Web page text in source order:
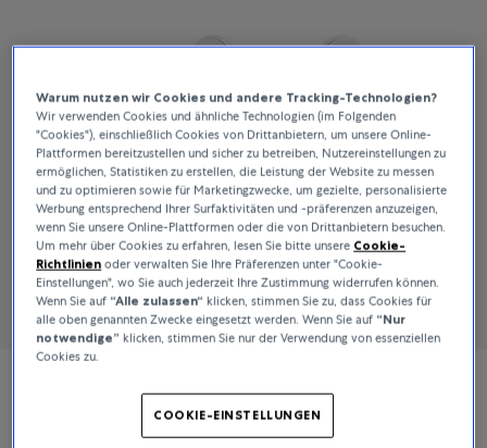
Bucherer Fine Jewellery
Warum nutzen wir Cookies und andere Tracking-Technologien?
Wir verwenden Cookies und ähnliche Technologien (im Folgenden
"Cookies"), einschließlich Cookies von Drittanbietern, um unsere Online-
Plattformen bereitzustellen und sicher zu betreiben, Nutzereinstellungen zu
ermöglichen, Statistiken zu erstellen, die Leistung der Website zu messen
und zu optimieren sowie für Marketingzwecke, um gezielte, personalisierte
Werbung entsprechend Ihrer Surfaktivitäten und -präferenzen anzuzeigen,
wenn Sie unsere Online-Plattformen oder die von Drittanbietern besuchen.
Um mehr über Cookies zu erfahren, lesen Sie bitte unsere Cookie-
Richtlinien oder verwalten Sie Ihre Präferenzen unter "Cookie-
Einstellungen", wo Sie auch jederzeit Ihre Zustimmung widerrufen können.
Wenn Sie auf “Alle zulassen“ klicken, stimmen Sie zu, dass Cookies für
alle oben genannten Zwecke eingesetzt werden. Wenn Sie auf “Nur
notwendige” klicken, stimmen Sie nur der Verwendung von essenziellen
Cookies zu.
COOKIE-EINSTELLUNGEN